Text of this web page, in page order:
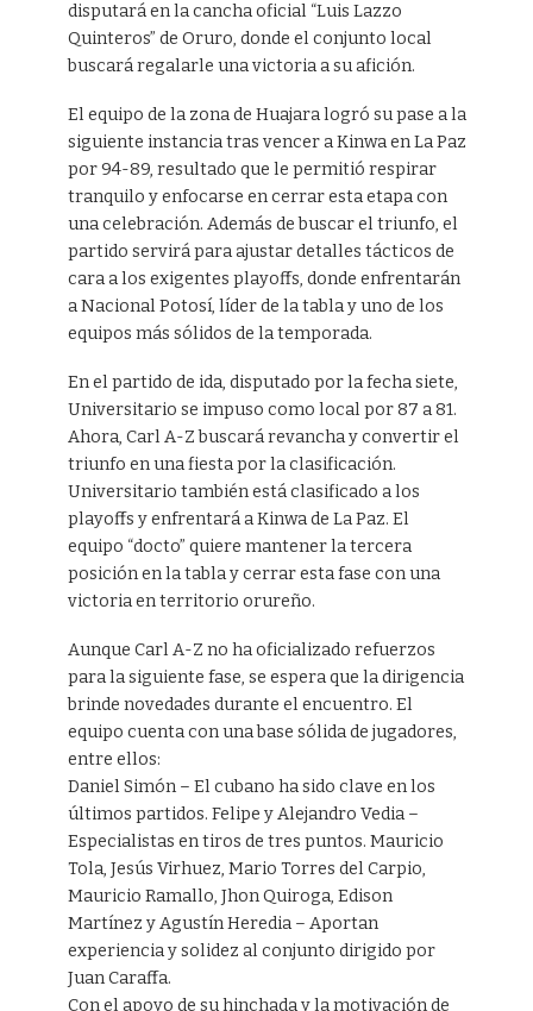
disputará en la cancha oficial “Luis Lazzo
Quinteros” de Oruro, donde el conjunto local
buscará regalarle una victoria a su afición.
El equipo de la zona de Huajara logró su pase a la
siguiente instancia tras vencer a Kinwa en La Paz
por 94-89, resultado que le permitió respirar
tranquilo y enfocarse en cerrar esta etapa con
una celebración. Además de buscar el triunfo, el
partido servirá para ajustar detalles tácticos de
cara a los exigentes playoffs, donde enfrentarán
a Nacional Potosí, líder de la tabla y uno de los
equipos más sólidos de la temporada.
En el partido de ida, disputado por la fecha siete,
Universitario se impuso como local por 87 a 81.
Ahora, Carl A-Z buscará revancha y convertir el
triunfo en una fiesta por la clasificación.
Universitario también está clasificado a los
playoffs y enfrentará a Kinwa de La Paz. El
equipo “docto” quiere mantener la tercera
posición en la tabla y cerrar esta fase con una
victoria en territorio orureño.
Aunque Carl A-Z no ha oficializado refuerzos
para la siguiente fase, se espera que la dirigencia
brinde novedades durante el encuentro. El
equipo cuenta con una base sólida de jugadores,
entre ellos:
Daniel Simón – El cubano ha sido clave en los
últimos partidos. Felipe y Alejandro Vedia –
Especialistas en tiros de tres puntos. Mauricio
Tola, Jesús Virhuez, Mario Torres del Carpio,
Mauricio Ramallo, Jhon Quiroga, Edison
Martínez y Agustín Heredia – Aportan
experiencia y solidez al conjunto dirigido por
Juan Caraffa.
Con el apoyo de su hinchada y la motivación de